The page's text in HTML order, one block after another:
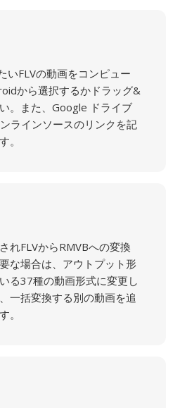
いFLVの動画をコンピュー
から選択するかドラッグ&
。また、Google ドライブ
ラインソースのリンクを記
。
れFLVからRMVBへの変換
な場合は、アウトプット形
る37種の動画形式に変更し
一括変換する別の動画を追
。